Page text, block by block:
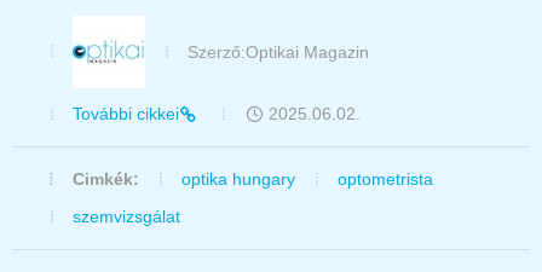
Szerző:Optikai Magazin
További cikkei 2025.06.02.
Cimkék: optika hungary
optometrista
szemvizsgálat